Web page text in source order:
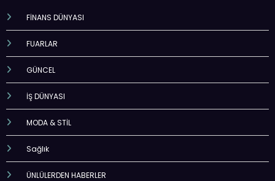
FİNANS DÜNYASI
FUARLAR
GÜNCEL
İŞ DÜNYASI
MODA & STİL
Sağlık
ÜNLÜLERDEN HABERLER